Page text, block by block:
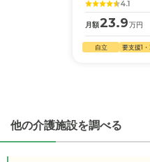
「夫婦入居可」の施設
医療・看護体制から施
・全国10000件の介護
幅広い選択肢の中から
ことができます。
医療・看護体制から施設
4.1
月額23.9万円
自立 要支援1
他の介護施設を調べる